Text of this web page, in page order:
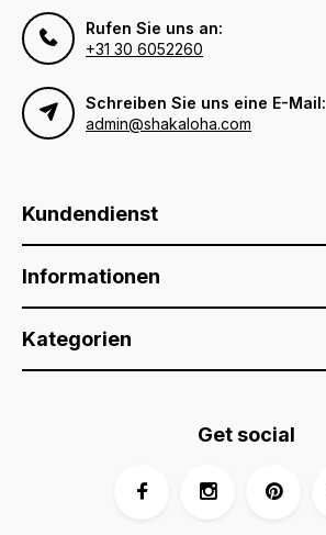
Rufen Sie uns an:
+31 30 6052260
Schreiben Sie uns eine E-Mail:
admin@shakaloha.com
Kundendienst
Informationen
Kategorien
Get social